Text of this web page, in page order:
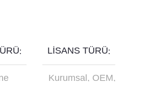
LISANS TÜRÜ
Kurumsal , OEM,